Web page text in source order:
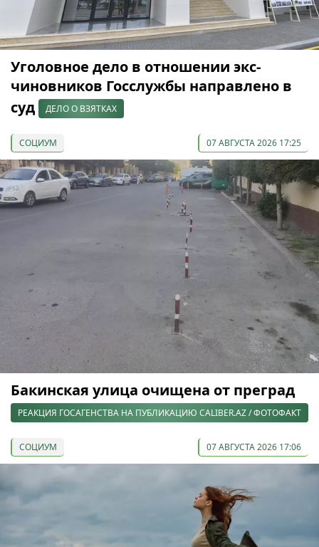
Уголовное дело в отношении экс-
чиновников Госслужбы направлено в
суд
ДЕЛО О ВЗЯТКАХ
СОЦИУМ 07 АВГУСТА 2026 17:25
Бакинская улица очищена от преград
РЕАКЦИЯ ГОСАГЕНСТВА НА ПУБЛИКАЦИЮ CALIBER.AZ / ФОТОФАКТ
СОЦИУМ 07 АВГУСТА 2026 17:06